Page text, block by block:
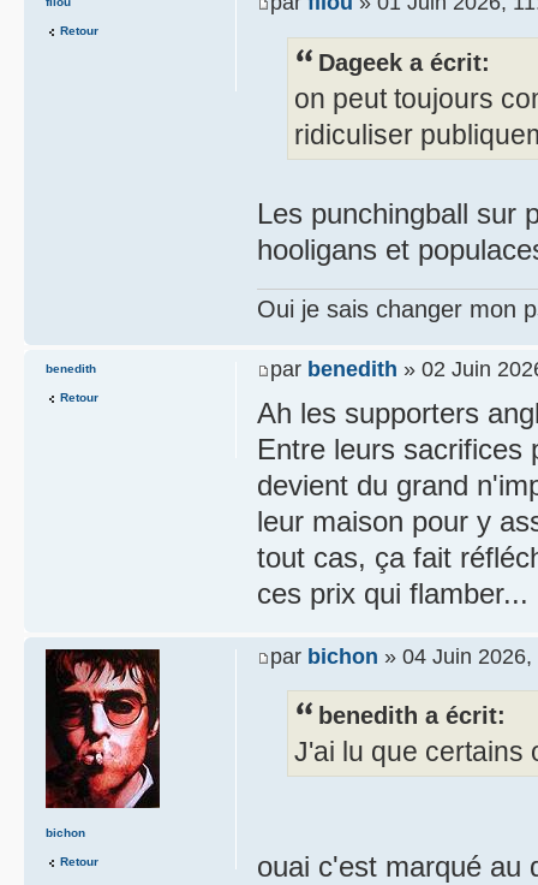
Dageek a écrit:
on peut toujours
ridiculiser
Les punchingball sur
hooligans et
Oui je sais changer mon
Retour
par benedith » 02 Juin
Ah les supporters
Entre leurs sacrifices
devient du grand
leur maison pour y
tout cas, ça fait
ces prix qui flamber...
benedith
Retour
par bichon » 04 Juin 2026,
benedith a écrit:
J'ai lu que certains
ouai c'est marqué au
bichon
Retour